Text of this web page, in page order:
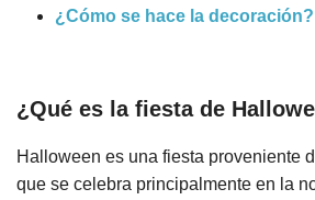
¿Cómo se hace la decoración?
¿Qué es la fiesta de
Halloween es una fiesta proveniente
que se celebra principalmente en la